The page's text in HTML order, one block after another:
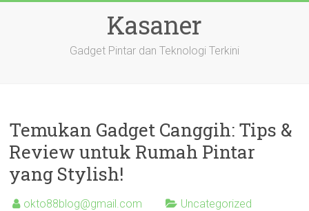
Kasaner
Gadget Pintar dan Teknologi Terkini
Temukan Gadget Canggih: Tips &
Review untuk Rumah Pintar
yang Stylish!
okto88blog@gmail.com Uncategorized